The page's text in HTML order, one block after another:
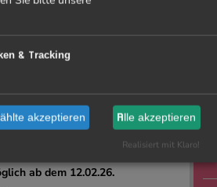
dem 26.02. und werden beim
Graffiti und Textilgestaltung
mit einem öffentlichen
entstandenen Arbeiten und
Räume schaffen, in denen
unterschiedlichen Kunstformen
ab dem 12.02.26.
& Tracking
akzeptieren Alle akzeptieren
Realisiert mit Klaro!